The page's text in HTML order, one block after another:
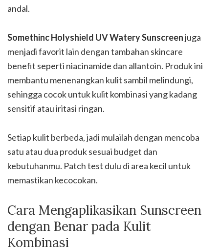
andal.
Somethinc Holyshield UV Watery Sunscreenjuga
menjadi favorit lain dengan tambahan skincare
benefit seperti niacinamide dan allantoin. Produk ini
membantu menenangkan kulit sambil melindungi,
sehingga cocok untuk kulit kombinasi yang kadang
sensitif atau iritasi ringan.
Setiap kulit berbeda, jadi mulailah dengan mencoba
satu atau dua produk sesuai budget dan
kebutuhanmu. Patch test dulu di area kecil untuk
memastikan kecocokan.
Cara Mengaplikasikan Sunscreen
dengan Benar pada Kulit
Kombinasi